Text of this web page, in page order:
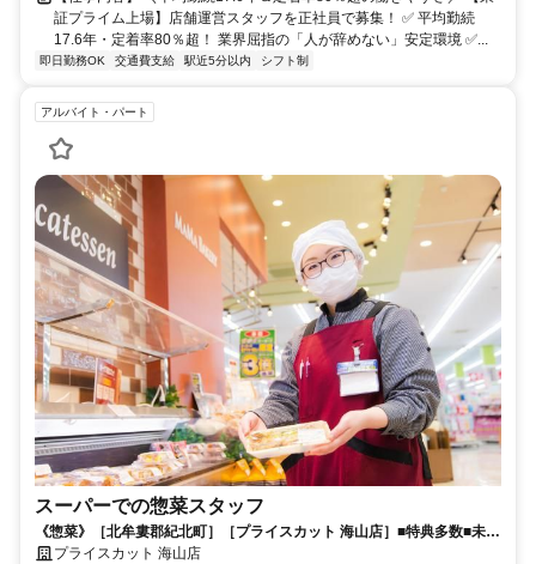
証プライム上場】店舗運営スタッフを正社員で募集！ ✅ 平均勤続
17.6年・定着率80％超！ 業界屈指の「人が辞めない」安定環境 ✅...
即日勤務OK 交通費支給 駅近5分以内 シフト制
アルバイト・パート
スーパーでの惣菜スタッフ
《惣菜》［北牟婁郡紀北町］［プライスカット 海山店］■特典多数■未経
験者大歓迎■
プライスカット 海山店